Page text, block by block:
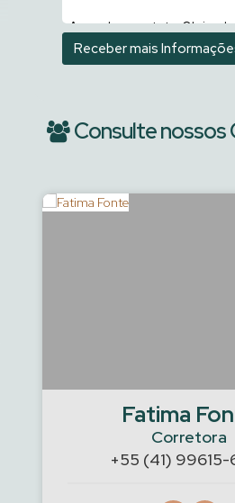
Consulte
Fatima
+55 (41)
Corretora